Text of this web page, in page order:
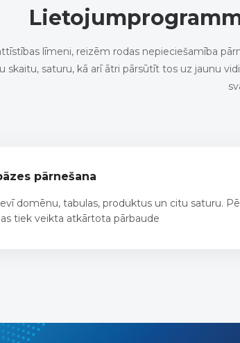
līmeni, reizēm rodas nepieciešamība
skaitu, saturu, kā arī ātri pārsūtīt tos uz jaunu
pārnešana
domēnu, tabulas, produktus un citu saturu.
tiek veikta atkārtota pārbaude